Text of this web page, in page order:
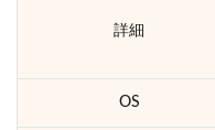
詳細
OS